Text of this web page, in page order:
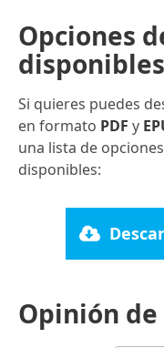
Opciones
disponibles
Si quieres puedes
en formato PDF y
una lista de
disponibles:
Opinión